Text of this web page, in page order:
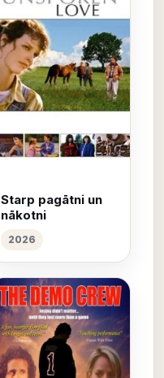
Starp pagātni un
nākotni
2026